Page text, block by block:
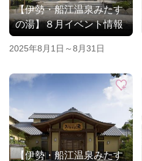
【伊勢・船江温泉みたす
の湯】８月イベント情報
2025年8月1日～8月31日
【伊勢・船江温泉みたす